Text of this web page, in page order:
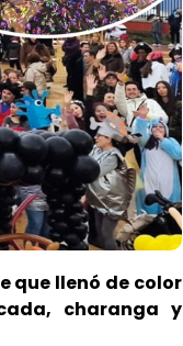
que llenó de color
charanga y